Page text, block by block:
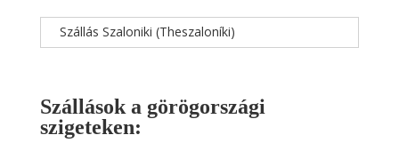
Szállás Szaloniki (Theszaloníki)
Szállások a görögországi
szigeteken: